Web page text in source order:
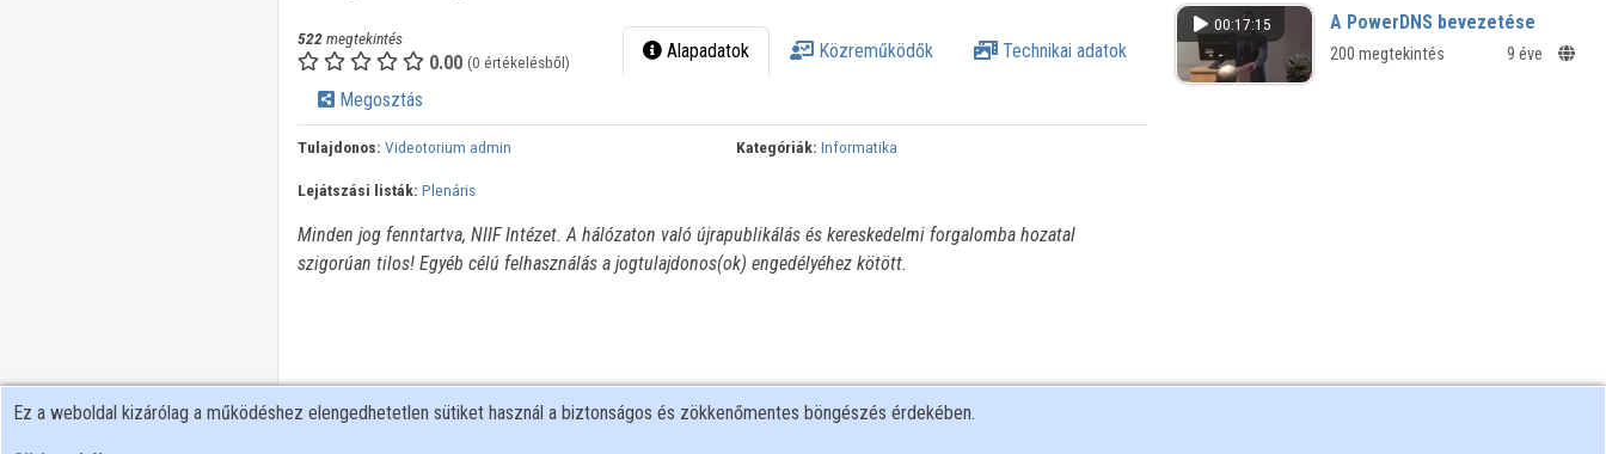
522megtekintés
0.00 (0 értékelésből) Alapadatok Közreműködők Technikai adatok
Megosztás
Tulajdonos: Videotorium admin Kategóriák: Informatika
Lejátszási listák: Plenáris
Minden jog fenntartva, NIIF Intézet. A hálózaton való újrapublikálás és kereskedelmi forgalomba hozatal
szigorúan tilos! Egyéb célú felhasználás a jogtulajdonos(ok) engedélyéhez kötött.
00:17:15 A PowerDNS bevezetése
200 megtekintés 9 éve
Ez a weboldal kizárólag a működéshez elengedhetetlen sütiket használ a biztonságos és zökkenőmentes böngészés érdekében.